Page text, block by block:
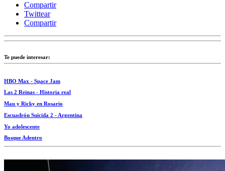
Compartir
Twittear
Compartir
Te puede interesar:
HBO Max - Space Jam
Las 2 Reinas - Historia real
Mau y Ricky en Rosario
Escuadrón Suicida 2 - Argentina
Yo adolescente
Bosque Adentro